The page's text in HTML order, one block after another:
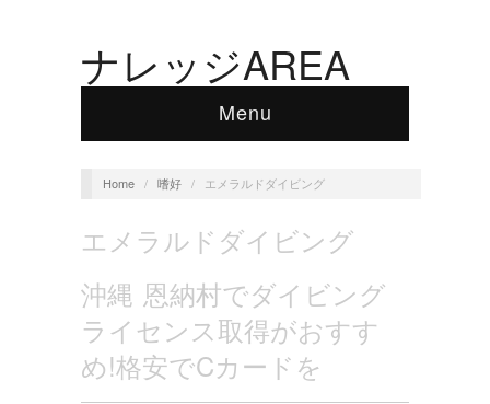
ナレッジAREA
Menu
Home / 嗜好 / エメラルドダイビング
エメラルドダイビング
沖縄 恩納村でダイビング
ライセンス取得がおすす
め!格安でCカードを